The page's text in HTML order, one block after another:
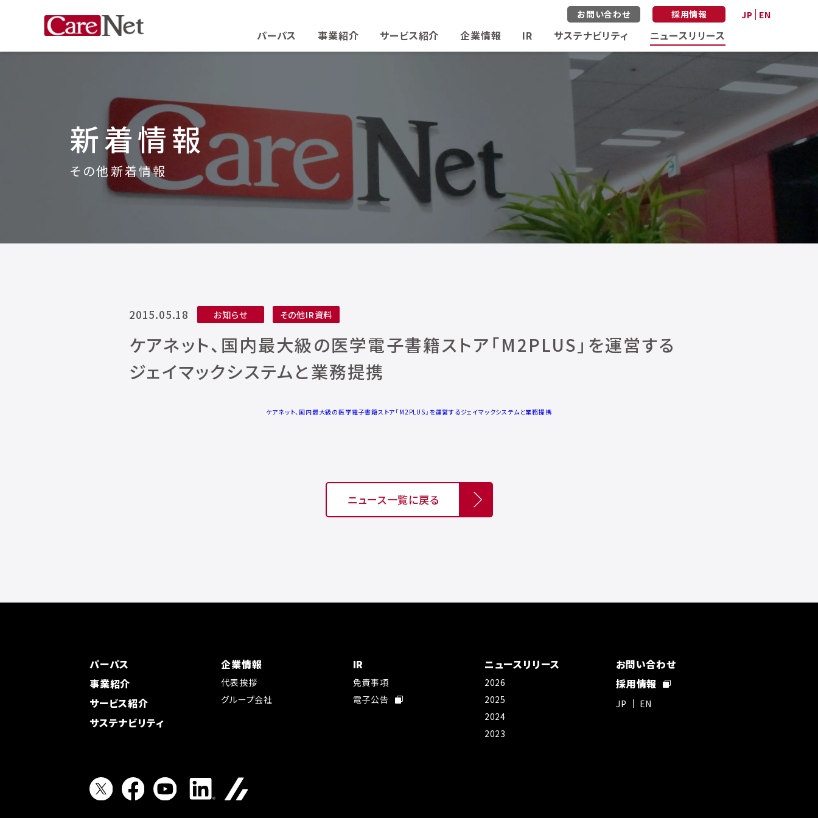
お問い合わせ 採用情報 JP EN
パーパス 事業紹介 サービス紹介 企業情報 IR サステナビリティ ニュースリリース
新着情報
その他新着情報
2015.05.18 お知らせ その他IR資料
ケアネット、国内最大級の医学電子書籍ストア「M2PLUS」を運営する
ジェイマックシステムと業務提携
ケアネット、国内最大級の医学電子書籍ストア「M2PLUS」を運営するジェイマックシステムと業務提携
ニュース一覧に戻る
パーパス
事業紹介
サービス紹介
サステナビリティ
企業情報
代表挨拶
グループ会社
IR
免責事項
電子公告
ニュースリリース
2026
2025
2024
2023
お問い合わせ
採用情報
JP EN